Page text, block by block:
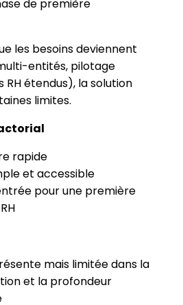
de première
les besoins deviennent
entités, pilotage
RH étendus), la solution
limites.
rapide
et accessible
pour une première
mais limitée dans la
et la profondeur